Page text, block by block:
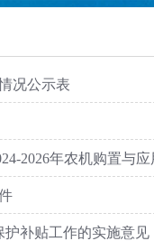
况公示表
2026年农机购置与
补贴工作的实施意见